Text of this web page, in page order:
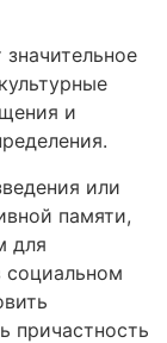
и
или
памяти,
для
причастность